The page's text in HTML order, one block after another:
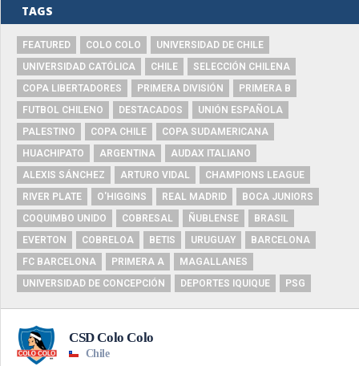
TAGS
FEATURED COLO COLO
UNIVERSIDAD DE CHILE
UNIVERSIDAD CATÓLICA
CHILE
SELECCIÓN CHILENA
COPA LIBERTADORES
PRIMERA DIVISIÓN
PRIMERA B
FUTBOL CHILENO
DESTACADOS
UNIÓN ESPAÑOLA
PALESTINO
COPA CHILE
COPA SUDAMERICANA
HUACHIPATO
ARGENTINA
AUDAX ITALIANO
ALEXIS SÁNCHEZ
ARTURO VIDAL
CHAMPIONS LEAGUE
RIVER PLATE
O'HIGGINS REAL MADRID
BOCA JUNIORS
COQUIMBO UNIDO
COBRESAL ÑUBLENSE
BRASIL
EVERTON
COBRELOA BETIS URUGUAY
BARCELONA
FC BARCELONA
PRIMERA A
MAGALLANES
UNIVERSIDAD DE CONCEPCIÓN
DEPORTES IQUIQUE PSG